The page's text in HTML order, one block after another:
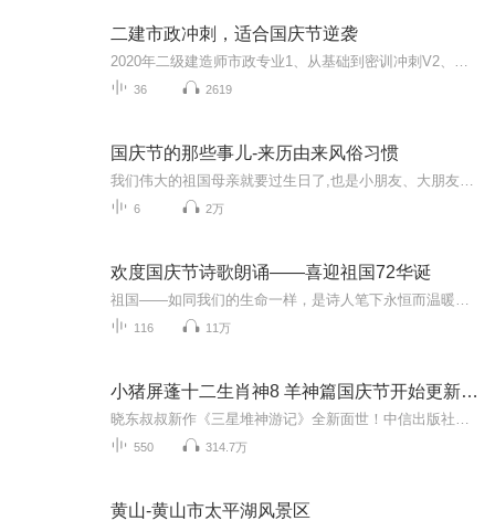
二建市政冲刺，适合国庆节逆袭
36 2619
国庆节的那些事儿-来历由来风俗习惯
6 2万
欢度国庆节诗歌朗诵——喜迎祖国72华诞
116 11万
小猪屏蓬十二生肖神8 羊神篇国庆节开始更新啦！
550 314.7万
黄山-黄山市太平湖风景区